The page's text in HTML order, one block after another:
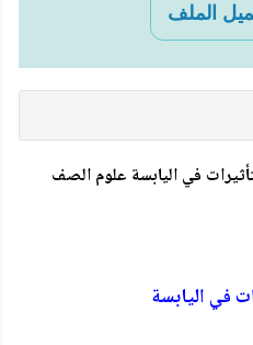
الملف
في اليابسة علوم الصف
في اليابسة